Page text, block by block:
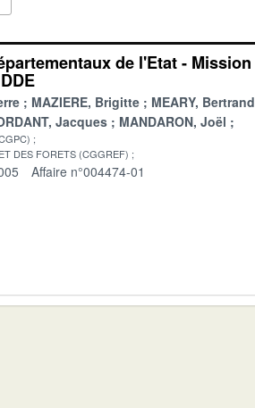
de l'Etat - Mission
MAZIERE, Brigitte
MEARY, Bertrand
Jacques MANDARON, Joël
DES FORETS (CGGREF)
Affaire n°004474-01